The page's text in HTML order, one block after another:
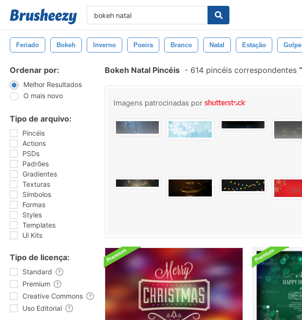
Feriado Bokeh Inverno Poeira Branco Natal Estação Golpe
Ordenar por:
Melhor Resultados
O mais novo
Tipo de arquivo:
Pincéis
Actions
PSDs
Padrões
Gradientes
Texturas
Símbolos
Formas
Styles
Templates
Ui Kits
Tipo de licença:
Standard
Premium
Creative Commons
Uso Editorial
Bokeh Natal Pincéis - 614 pincéis correspondentes
Imagens patrocinadas por